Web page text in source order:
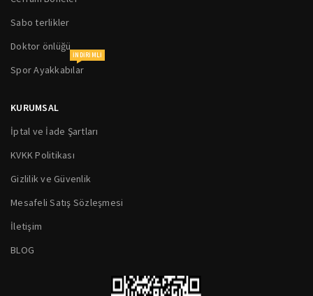
Sabo terlikler
Doktor önlüğü
Spor Ayakkabılar
INDIRIMLI
KURUMSAL
İptal ve İade Şartları
KVKK Politikası
Gizlilik ve Güvenlik
Mesafeli Satış Sözleşmesi
İletişim
BLOG